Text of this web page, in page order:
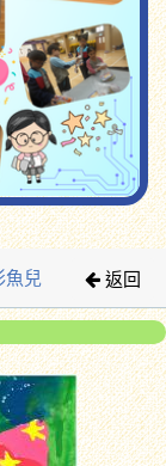
魚兒 返回